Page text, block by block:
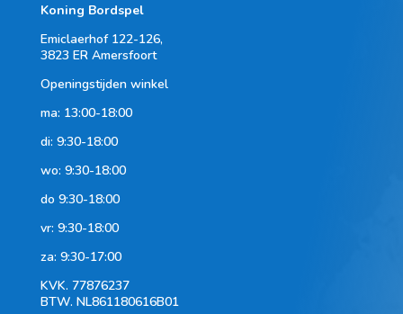
Koning Bordspel
Emiclaerhof 122-126,
3823 ER Amersfoort
Openingstijden winkel
ma: 13:00-18:00
di: 9:30-18:00
wo: 9:30-18:00
do 9:30-18:00
vr: 9:30-18:00
za: 9:30-17:00
KVK. 77876237
BTW. NL861180616B01